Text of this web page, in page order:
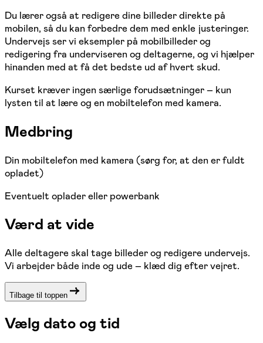
Du lærer også at redigere dine billeder direkte på
mobilen, så du kan forbedre dem med enkle justeringer.
Undervejs ser vi eksempler på mobilbilleder og
redigering fra underviseren og deltagerne, og vi hjælper
hinanden med at få det bedste ud af hvert skud.
Kurset kræver ingen særlige forudsætninger – kun
lysten til at lære og en mobiltelefon med kamera.
Medbring
Din mobiltelefon med kamera (sørg for, at den er fuldt
opladet)
Eventuelt oplader eller powerbank
Værd at vide
Alle deltagere skal tage billeder og redigere undervejs.
Vi arbejder både inde og ude – klæd dig efter vejret.
Tilbage til toppen
Vælg dato og tid